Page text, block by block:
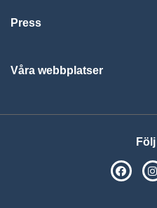
Press
Våra webbplatser